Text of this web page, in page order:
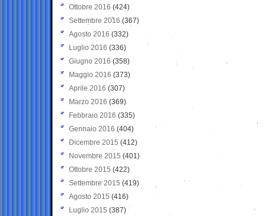
Ottobre 2016 (424)
Settembre 2016 (367)
Agosto 2016 (332)
Luglio 2016 (336)
Giugno 2016 (358)
Maggio 2016 (373)
Aprile 2016 (307)
Marzo 2016 (369)
Febbraio 2016 (335)
Gennaio 2016 (404)
Dicembre 2015 (412)
Novembre 2015 (401)
Ottobre 2015 (422)
Settembre 2015 (419)
Agosto 2015 (416)
Luglio 2015 (387)